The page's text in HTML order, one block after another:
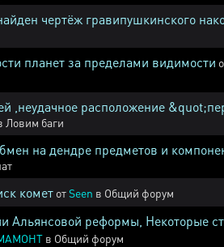
чертёж гравипушкинского
планет за пределами видимости
,неудачное расположение
Ловим баги
на дендре предметов и
комет отSeen в Общий форум
Альянсовой реформы, Некоторые
в Общий форум